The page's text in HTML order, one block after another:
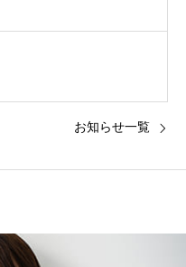
お知らせ一覧